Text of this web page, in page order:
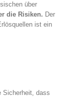
über
die Risiken. Der
ist ein
Sicherheit, dass